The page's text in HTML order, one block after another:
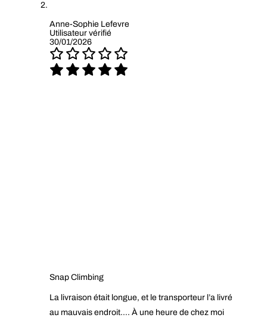
Anne-Sophie Lefevre
Utilisateur vérifié
30/01/2026
Snap Climbing
La livraison était longue, et le transporteur l’a livré
au mauvais endroit…. À une heure de chez moi